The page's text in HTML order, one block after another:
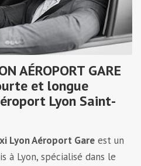
AÉROPORT GARE
et longue
Lyon Saint-
Lyon Aéroport Gare est un
à Lyon, spécialisé dans le